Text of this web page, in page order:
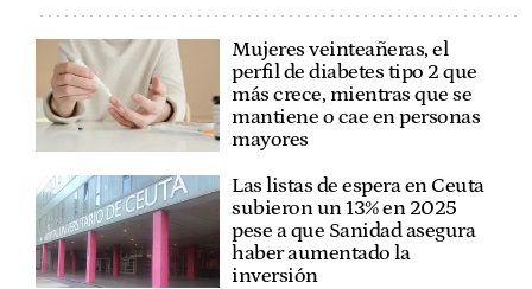
Mujeres veinteañeras, el
perfil de diabetes tipo 2 que
más crece, mientras que se
mantiene o cae en personas
mayores
Las listas de espera en Ceuta
subieron un 13% en 2025
pese a que Sanidad asegura
haber aumentado la
inversión